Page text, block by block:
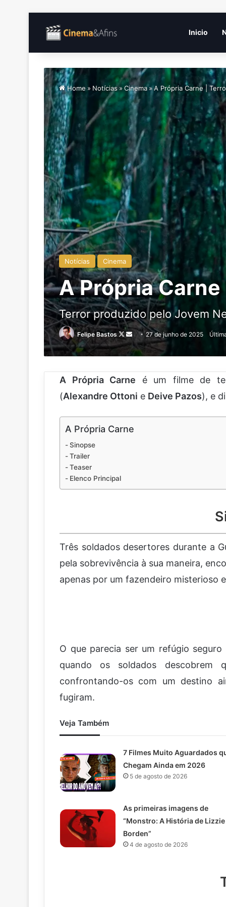
Inicio
Home » Notícias » Cinema»A Própria Carne |
Notícias Cinema
A Própria
Terror produzido pelo Jovem
Felipe Bastos
Follow
on
X
Mande
um
e-
mail
27 de junho de 2025
A Própria Carne é um filme de
(Alexandre Ottoni e Deive Pazos), e
A Própria Carne
Sinopse
Trailer
Teaser
Elenco Principal
Três soldados desertores durante a
pela sobrevivência à sua maneira,
apenas por um fazendeiro misterioso
O que parecia ser um refúgio
quando os soldados descobrem
confrontando-os com um destino
fugiram.
Veja Também
7 Filmes Muito Aguardados
Chegam Ainda em 2026
5 de agosto de 2026
As primeiras imagens de
“Monstro: A História de Lizzie
Borden”
4 de agosto de 2026